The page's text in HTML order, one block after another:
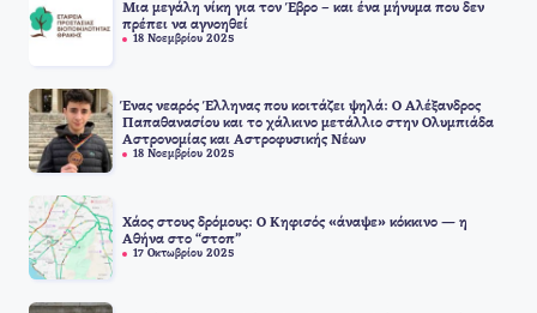
Μια μεγάλη νίκη για τον Έβρο – και ένα μήνυμα που δεν
πρέπει να αγνοηθεί
18 Νοεμβρίου 2025
Ένας νεαρός Έλληνας που κοιτάζει ψηλά: Ο Αλέξανδρος
Παπαθανασίου και το χάλκινο μετάλλιο στην Ολυμπιάδα
Αστρονομίας και Αστροφυσικής Νέων
18 Νοεμβρίου 2025
Χάος στους δρόμους: Ο Κηφισός «άναψε» κόκκινο — η
Αθήνα στο “στοπ”
17 Οκτωβρίου 2025